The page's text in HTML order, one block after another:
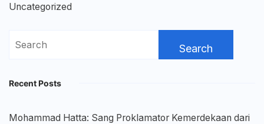
Uncategorized
Search
Recent Posts
Mohammad Hatta: Sang Proklamator Kemerdekaan dari